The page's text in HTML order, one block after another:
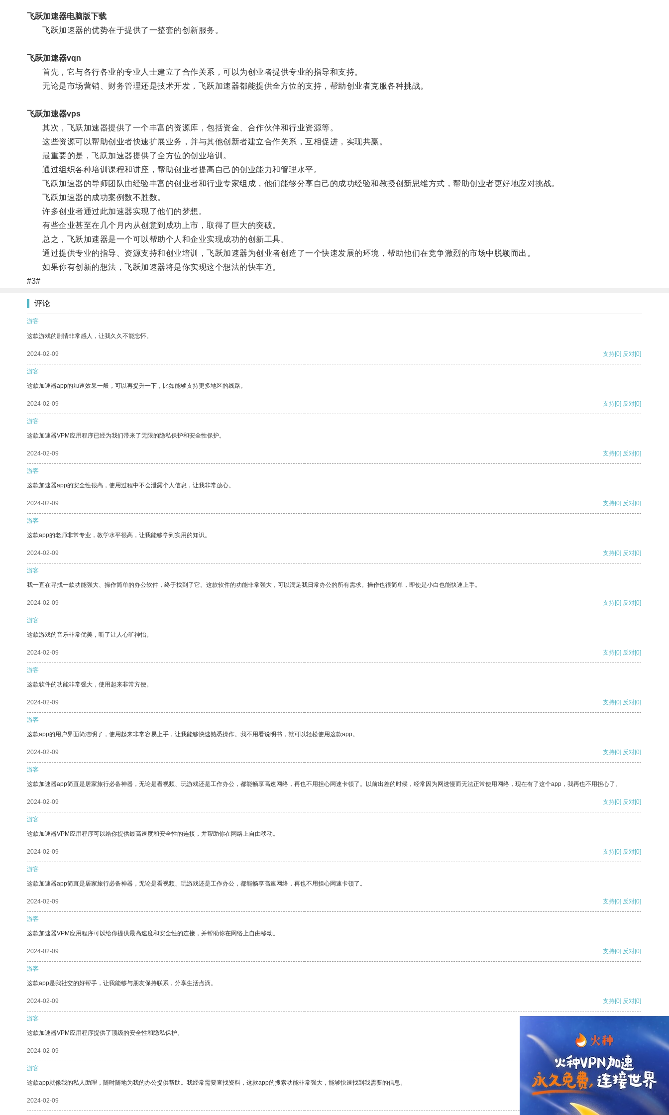
飞跃加速器电脑版下载
飞跃加速器的优势在于提供了一整套的创新服务。
飞跃加速器vqn
首先，它与各行各业的专业人士建立了合作关系，可以为创业者提供专业的指导和支持。
无论是市场营销、财务管理还是技术开发，飞跃加速器都能提供全方位的支持，帮助创业者克服各种挑战。
飞跃加速器vps
其次，飞跃加速器提供了一个丰富的资源库，包括资金、合作伙伴和行业资源等。
这些资源可以帮助创业者快速扩展业务，并与其他创新者建立合作关系，互相促进，实现共赢。
最重要的是，飞跃加速器提供了全方位的创业培训。
通过组织各种培训课程和讲座，帮助创业者提高自己的创业能力和管理水平。
飞跃加速器的导师团队由经验丰富的创业者和行业专家组成，他们能够分享自己的成功经验和教授创新思维方式，帮助创业者更好地应对挑战。
飞跃加速器的成功案例数不胜数。
许多创业者通过此加速器实现了他们的梦想。
有些企业甚至在几个月内从创意到成功上市，取得了巨大的突破。
总之，飞跃加速器是一个可以帮助个人和企业实现成功的创新工具。
通过提供专业的指导、资源支持和创业培训，飞跃加速器为创业者创造了一个快速发展的环境，帮助他们在竞争激烈的市场中脱颖而出。
如果你有创新的想法，飞跃加速器将是你实现这个想法的快车道。
#3#
评论
游客
这款游戏的剧情非常感人，让我久久不能忘怀。
2024-02-09 支持[0] 反对[0]
游客
这款加速器app的加速效果一般，可以再提升一下，比如能够支持更多地区的线路。
2024-02-09 支持[0] 反对[0]
游客
这款加速器VPM应用程序已经为我们带来了无限的隐私保护和安全性保护。
2024-02-09 支持[0] 反对[0]
游客
这款加速器app的安全性很高，使用过程中不会泄露个人信息，让我非常放心。
2024-02-09 支持[0] 反对[0]
游客
这款app的老师非常专业，教学水平很高，让我能够学到实用的知识。
2024-02-09 支持[0] 反对[0]
游客
我一直在寻找一款功能强大、操作简单的办公软件，终于找到了它。这款软件的功能非常强大，可以满足我日常办公的所有需求。操作也很简单，即使是小白也能快速上手。
2024-02-09 支持[0] 反对[0]
游客
这款游戏的音乐非常优美，听了让人心旷神怡。
2024-02-09 支持[0] 反对[0]
游客
这款软件的功能非常强大，使用起来非常方便。
2024-02-09 支持[0] 反对[0]
游客
这款app的用户界面简洁明了，使用起来非常容易上手，让我能够快速熟悉操作。我不用看说明书，就可以轻松使用这款app。
2024-02-09 支持[0] 反对[0]
游客
这款加速器app简直是居家旅行必备神器，无论是看视频、玩游戏还是工作办公，都能畅享高速网络，再也不用担心网速卡顿了。以前出差的时候，经常因为网速慢而无法正常使用网络，现在有了这个app，我再也不用担心了。
2024-02-09 支持[0] 反对[0]
游客
这款加速器VPM应用程序可以给你提供最高速度和安全性的连接，并帮助你在网络上自由移动。
2024-02-09 支持[0] 反对[0]
游客
这款加速器app简直是居家旅行必备神器，无论是看视频、玩游戏还是工作办公，都能畅享高速网络，再也不用担心网速卡顿了。
2024-02-09 支持[0] 反对[0]
游客
这款加速器VPM应用程序可以给你提供最高速度和安全性的连接，并帮助你在网络上自由移动。
2024-02-09 支持[0] 反对[0]
游客
这款app是我社交的好帮手，让我能够与朋友保持联系，分享生活点滴。
2024-02-09 支持[0] 反对[0]
游客
这款加速器VPM应用程序提供了顶级的安全性和隐私保护。
2024-02-09
游客
这款app就像我的私人助理，随时随地为我的办公提供帮助。我经常需要查找资料，这款app的搜索功能非常强大，能够快速找到我需要的信息。
2024-02-09 反对